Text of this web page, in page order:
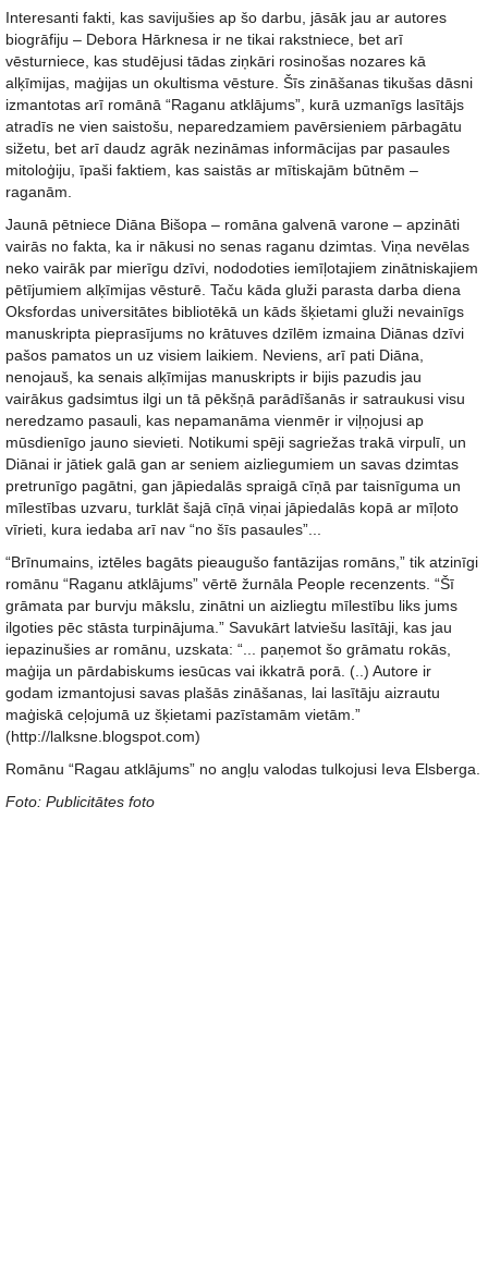
Interesanti fakti, kas savijušies ap šo darbu, jāsāk jau ar autores
biogrāfiju – Debora Hārknesa ir ne tikai rakstniece, bet arī
vēsturniece, kas studējusi tādas ziņkāri rosinošas nozares kā
alķīmijas, maģijas un okultisma vēsture. Šīs zināšanas tikušas dāsni
izmantotas arī romānā “Raganu atklājums”, kurā uzmanīgs lasītājs
atradīs ne vien saistošu, neparedzamiem pavērsieniem pārbagātu
sižetu, bet arī daudz agrāk nezināmas informācijas par pasaules
mitoloģiju, īpaši faktiem, kas saistās ar mītiskajām būtnēm –
raganām.
Jaunā pētniece Diāna Bišopa – romāna galvenā varone – apzināti
vairās no fakta, ka ir nākusi no senas raganu dzimtas. Viņa nevēlas
neko vairāk par mierīgu dzīvi, nododoties iemīļotajiem zinātniskajiem
pētījumiem alķīmijas vēsturē. Taču kāda gluži parasta darba diena
Oksfordas universitātes bibliotēkā un kāds šķietami gluži nevainīgs
manuskripta pieprasījums no krātuves dzīlēm izmaina Diānas dzīvi
pašos pamatos un uz visiem laikiem. Neviens, arī pati Diāna,
nenojauš, ka senais alķīmijas manuskripts ir bijis pazudis jau
vairākus gadsimtus ilgi un tā pēkšņā parādīšanās ir satraukusi visu
neredzamo pasauli, kas nepamanāma vienmēr ir viļņojusi ap
mūsdienīgo jauno sievieti. Notikumi spēji sagriežas trakā virpulī, un
Diānai ir jātiek galā gan ar seniem aizliegumiem un savas dzimtas
pretrunīgo pagātni, gan jāpiedalās spraigā cīņā par taisnīguma un
mīlestības uzvaru, turklāt šajā cīņā viņai jāpiedalās kopā ar mīļoto
vīrieti, kura iedaba arī nav “no šīs pasaules”...
“Brīnumains, iztēles bagāts pieaugušo fantāzijas romāns,” tik atzinīgi
romānu “Raganu atklājums” vērtē žurnāla People recenzents. “Šī
grāmata par burvju mākslu, zinātni un aizliegtu mīlestību liks jums
ilgoties pēc stāsta turpinājuma.” Savukārt latviešu lasītāji, kas jau
iepazinušies ar romānu, uzskata: “... paņemot šo grāmatu rokās,
maģija un pārdabiskums iesūcas vai ikkatrā porā. (..) Autore ir
godam izmantojusi savas plašās zināšanas, lai lasītāju aizrautu
maģiskā ceļojumā uz šķietami pazīstamām vietām.”
(http://lalksne.blogspot.com)
Romānu “Ragau atklājums” no angļu valodas tulkojusi Ieva Elsberga.
Foto: Publicitātes foto